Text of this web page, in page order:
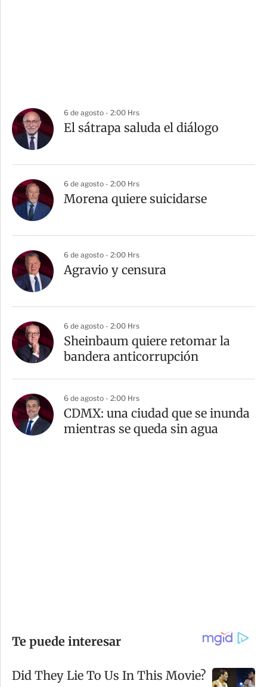
6 de agosto - 2:00 Hrs
El sátrapa saluda el diálogo
6 de agosto - 2:00 Hrs
Morena quiere suicidarse
6 de agosto - 2:00 Hrs
Agravio y censura
6 de agosto - 2:00 Hrs
Sheinbaum quiere retomar la
bandera anticorrupción
6 de agosto - 2:00 Hrs
CDMX: una ciudad que se inunda
mientras se queda sin agua